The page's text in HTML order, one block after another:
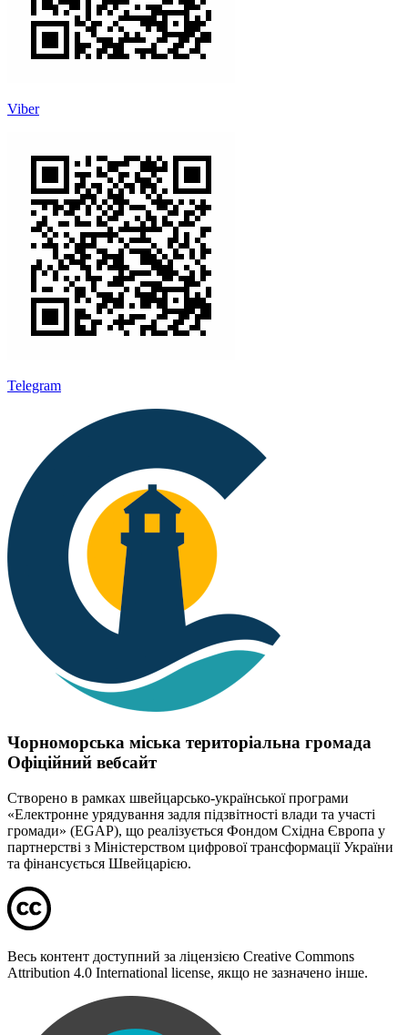
Viber
Telegram
Чорноморська міська територіальна громада
Офіційний вебсайт
Створено в рамках швейцарсько-української програми
«Електронне урядування задля підзвітності влади та участі
громади» (EGAP), що реалізується Фондом Східна Європа у
партнерстві з Міністерством цифрової трансформації України
та фінансується Швейцарією.
Весь контент доступний за ліцензією Creative Commons
Attribution 4.0 International license, якщо не зазначено інше.